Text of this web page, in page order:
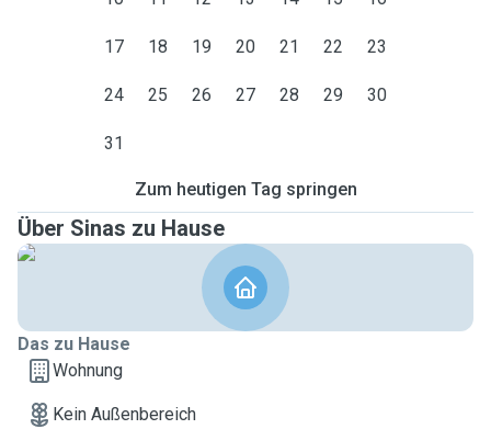
17 18 19 20 21 22 23
24 25 26 27 28 29 30
31
Zum heutigen Tag springen
Über Sinas zu Hause
Das zu Hause
Wohnung
Kein Außenbereich